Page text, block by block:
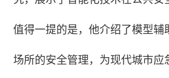
值得一提的是，他介绍了模型辅
场所的安全管理，为现代城市应